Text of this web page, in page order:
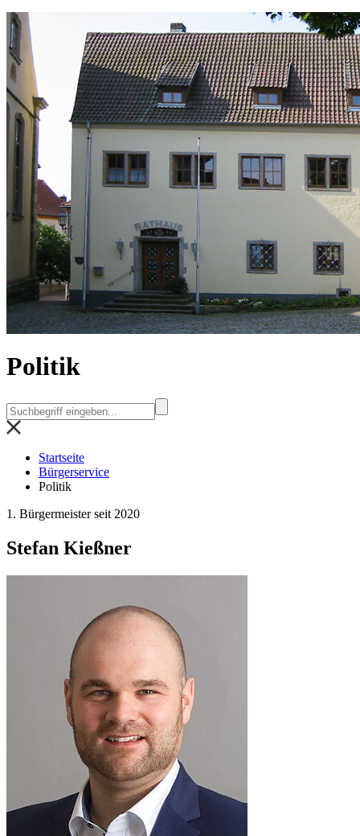
Politik
Startseite
Bürgerservice
Politik
1. Bürgermeister seit 2020
Stefan Kießner